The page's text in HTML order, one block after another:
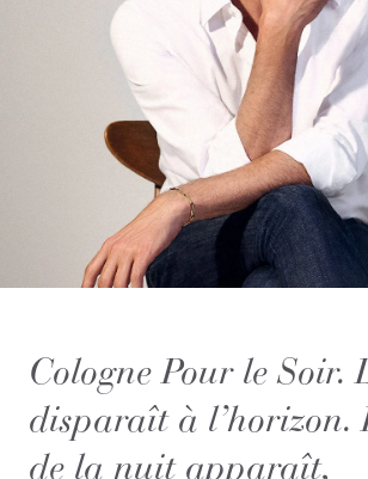
Cologne Pour le Soir.
disparaît à l’horizon.
de la nuit apparaît,